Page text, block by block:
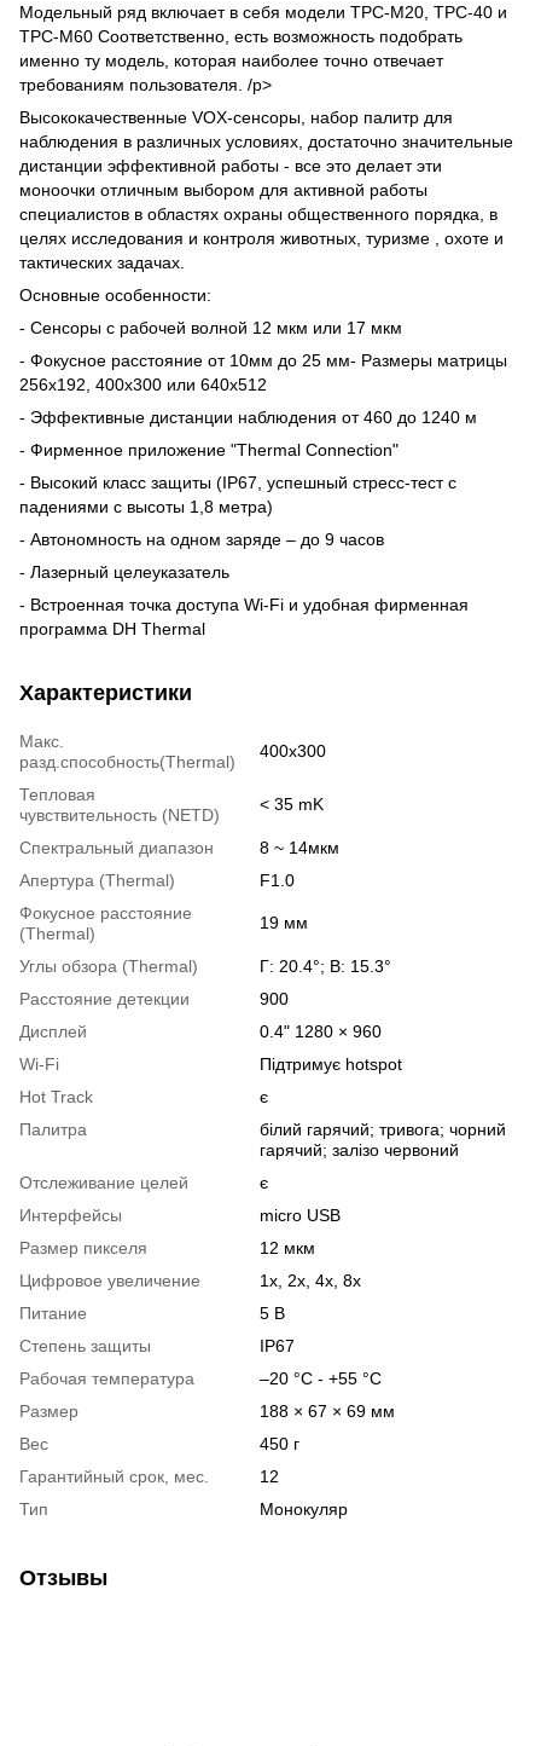
Модельный ряд включает в себя модели TPC-M20, TPC-40 и
TPC-M60 Соответственно, есть возможность подобрать
именно ту модель, которая наиболее точно отвечает
требованиям пользователя. /p>
Высококачественные VOX-сенсоры, набор палитр для
наблюдения в различных условиях, достаточно значительные
дистанции эффективной работы - все это делает эти
моноочки отличным выбором для активной работы
специалистов в областях охраны общественного порядка, в
целях исследования и контроля животных, туризме , охоте и
тактических задачах.
Основные особенности:
- Сенсоры с рабочей волной 12 мкм или 17 мкм
- Фокусное расстояние от 10мм до 25 мм- Размеры матрицы
256х192, 400х300 или 640х512
- Эффективные дистанции наблюдения от 460 до 1240 м
- Фирменное приложение "Thermal Connection"
- Высокий класс защиты (IP67, успешный стресс-тест с
падениями с высоты 1,8 метра)
- Автономность на одном заряде – до 9 часов
- Лазерный целеуказатель
- Встроенная точка доступа Wi-Fi и удобная фирменная
программа DH Thermal
Характеристики
Макс.
разд.способность(Thermal)
400x300
Тепловая
чувствительность (NETD)
< 35 mK
Спектральный диапазон
8 ~ 14мкм
Апертура (Thermal)
F1.0
Фокусное расстояние
(Thermal)
19 мм
Углы обзора (Thermal)
Г: 20.4°; В: 15.3°
Расстояние детекции
900
Дисплей
0.4" 1280 × 960
Wi-Fi
Підтримує hotspot
Hot Track
є
Палитра
білий гарячий; тривога; чорний
гарячий; залізо червоний
Отслеживание целей
є
Интерфейсы
micro USB
Размер пикселя
12 мкм
Цифровое увеличение
1x, 2x, 4x, 8x
Питание
5 В
Степень защиты
IP67
Рабочая температура
–20 °C - +55 °C
Размер
188 × 67 × 69 мм
Вес
450 г
Гарантийный срок, мес.
12
Тип
Монокуляр
Отзывы